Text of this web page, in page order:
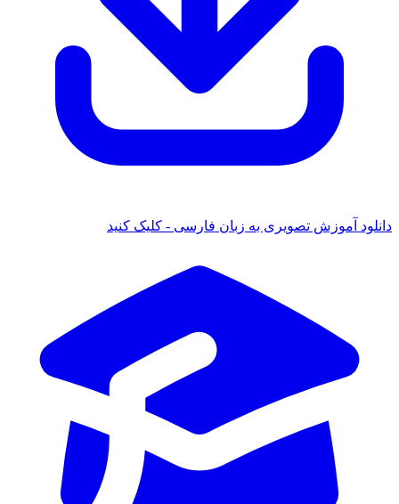
دانلود آموزش تصویری به زبان فارسی - کلیک کنید